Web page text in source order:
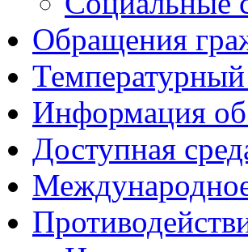
Обращения
Информация об
Доступная